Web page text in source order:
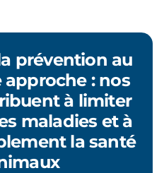
prévention au
: nos
à limiter
maladies et à
la santé